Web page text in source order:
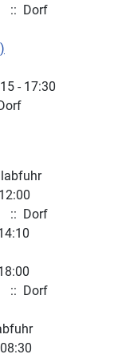
:: Dorf
- 17:30
:: Dorf
:: Dorf